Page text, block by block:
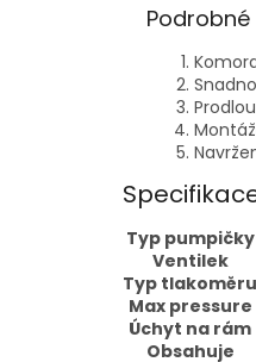
Typ pumpičky
Ventilek
Typ tlakoměru
Max pressure
Úchyt na rám
Obsahuje